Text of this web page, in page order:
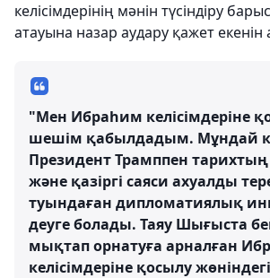
келісімдерінің мәнін түсіндіру
атауына назар аудару қажет екенін
"Мен Ибраһим келісімдеріне
шешім қабылдадым. Мұндай
Президент Трамппен
және қазіргі саяси ахуалды
туындаған дипломатиялық
деуге болады. Таяу Шығыста
мықтап орнатуға арналған
келісімдеріне қосылу